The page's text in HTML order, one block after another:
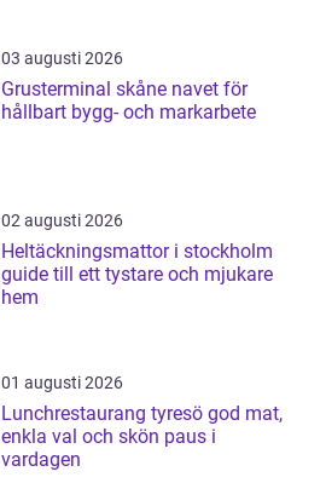
03 augusti 2026
Grusterminal skåne navet för
hållbart bygg- och markarbete
02 augusti 2026
Heltäckningsmattor i stockholm
guide till ett tystare och mjukare
hem
01 augusti 2026
Lunchrestaurang tyresö god mat,
enkla val och skön paus i
vardagen